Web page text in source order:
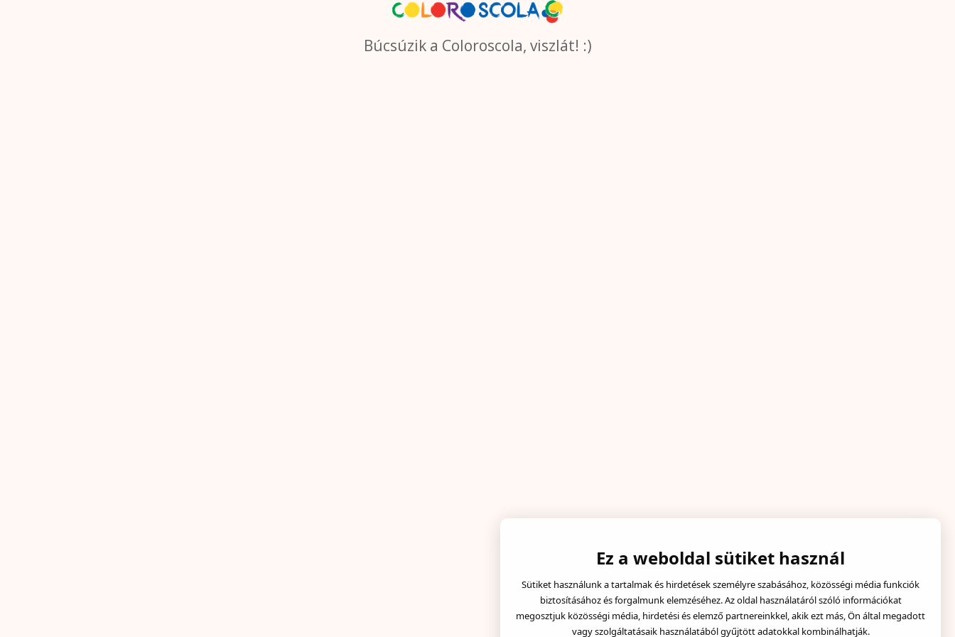
Búcsúzik a Coloroscola, viszlát! :)
Ez a weboldal sütiket használ
Sütiket használunk a tartalmak és hirdetések személyre szabásához, közösségi média funkciók
biztosításához és forgalmunk elemzéséhez. Az oldal használatáról szóló információkat
megosztjuk közösségi média, hirdetési és elemző partnereinkkel, akik ezt más, Ön által megadott
vagy szolgáltatásaik használatából gyűjtött adatokkal kombinálhatják.